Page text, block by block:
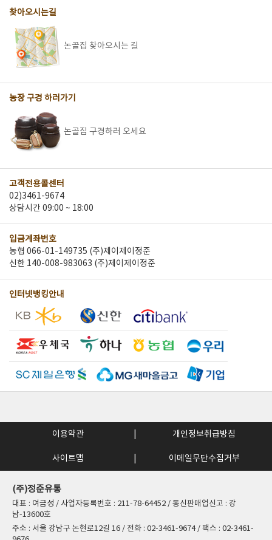
찾아오시는길
논골집 찾아오시는 길
농장 구경 하러가기
논골집 구경하러 오세요
고객전용콜센터
02)3461-9674
상담시간 09:00 ~ 18:00
입금계좌번호
농협 066-01-149735 (주)제이제이정준
신한 140-008-983063 (주)제이제이정준
인터넷뱅킹안내
이용약관 개인정보취급방침
사이트맵 이메일무단수집거부
(주)정준유통
대표 : 여금성 / 사업자등록번호 : 211-78-64452 / 통신판매업신고 : 강
남-13600호
주소 : 서울 강남구 논현로12길 16 / 전화 : 02-3461-9674 / 팩스 : 02-3461-